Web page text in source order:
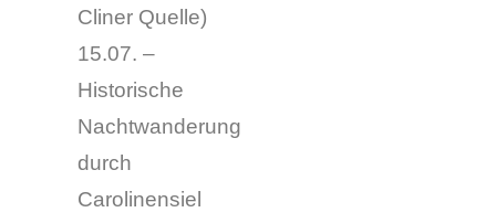
Cliner Quelle)
15.07. –
Historische
Nachtwanderung
durch
Carolinensiel